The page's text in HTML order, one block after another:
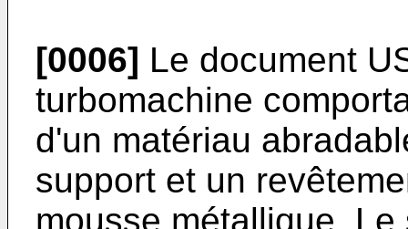
[0006] Le document
turbomachine
d'un matériau
support et un
mousse métallique.